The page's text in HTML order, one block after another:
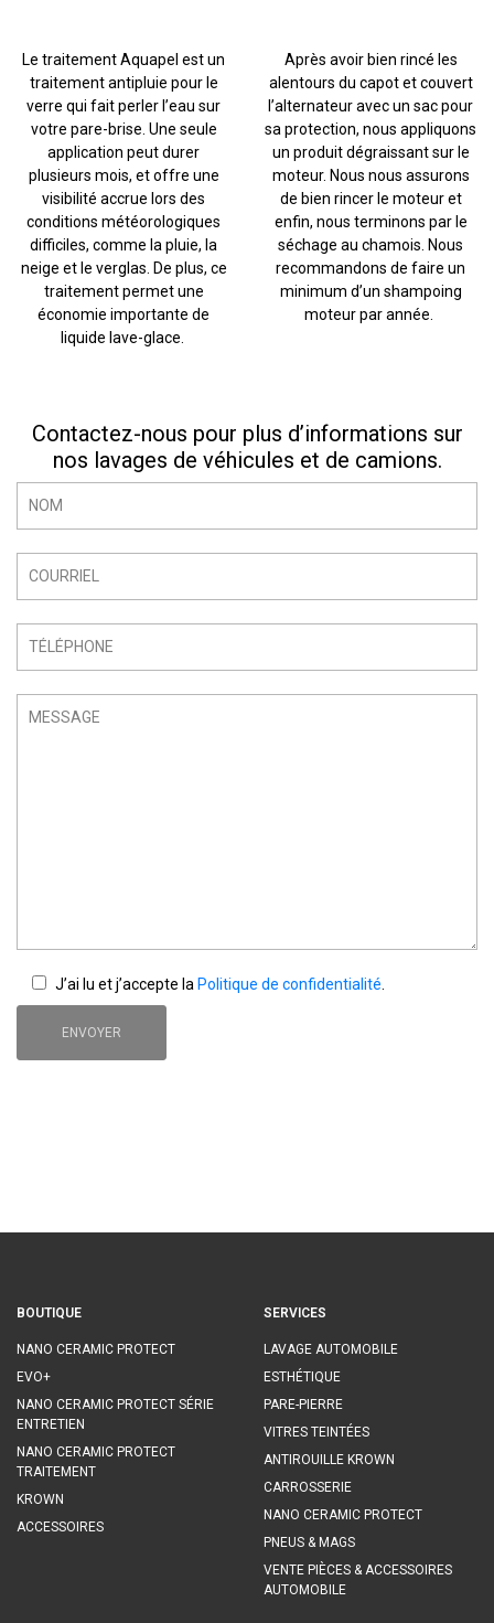
Le traitement Aquapel est un
traitement antipluie pour le
verre qui fait perler l’eau sur
votre pare-brise. Une seule
application peut durer
plusieurs mois, et offre une
visibilité accrue lors des
conditions météorologiques
difficiles, comme la pluie, la
neige et le verglas. De plus, ce
traitement permet une
économie importante de
liquide lave-glace.
Après avoir bien rincé les
alentours du capot et couvert
l’alternateur avec un sac pour
sa protection, nous appliquons
un produit dégraissant sur le
moteur. Nous nous assurons
de bien rincer le moteur et
enfin, nous terminons par le
séchage au chamois. Nous
recommandons de faire un
minimum d’un shampoing
moteur par année.
Contactez-nous pour plus d’informations sur
nos lavages de véhicules et de camions.
J’ai lu et j’accepte la Politique de confidentialité
BOUTIQUE
NANO CERAMIC PROTECT
EVO+
NANO CERAMIC PROTECT SÉRIE
ENTRETIEN
NANO CERAMIC PROTECT
TRAITEMENT
KROWN
ACCESSOIRES
SERVICES
LAVAGE AUTOMOBILE
ESTHÉTIQUE
PARE-PIERRE
VITRES TEINTÉES
ANTIROUILLE KROWN
CARROSSERIE
NANO CERAMIC PROTECT
PNEUS & MAGS
VENTE PIÈCES & ACCESSOIRES
AUTOMOBILE